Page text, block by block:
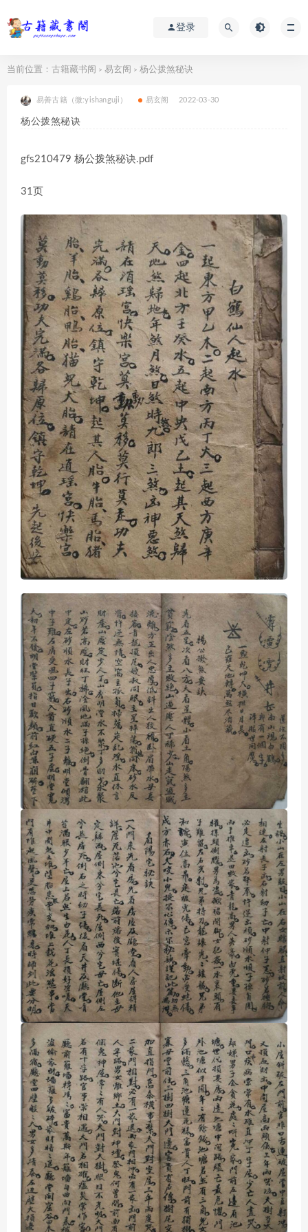
登录
当前位置： 古籍藏书阁 > 易玄阁 > 杨公拨煞秘诀
易善古籍（微:yishanguji） 易玄阁 2022-03-30
杨公拨煞秘诀
gfs210479 杨公拨煞秘诀.pdf
31页